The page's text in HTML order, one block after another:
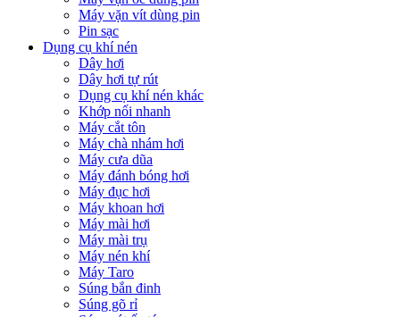
Máy vặn vít dùng pin
Pin sạc
Dụng cụ khí nén
Dây hơi
Dây hơi tự rút
Dụng cụ khí nén khác
Khớp nối nhanh
Máy cắt tôn
Máy chà nhám hơi
Máy cưa dũa
Máy đánh bóng hơi
Máy đục hơi
Máy khoan hơi
Máy mài hơi
Máy mài trụ
Máy nén khí
Máy Taro
Súng bắn đinh
Súng gõ rỉ